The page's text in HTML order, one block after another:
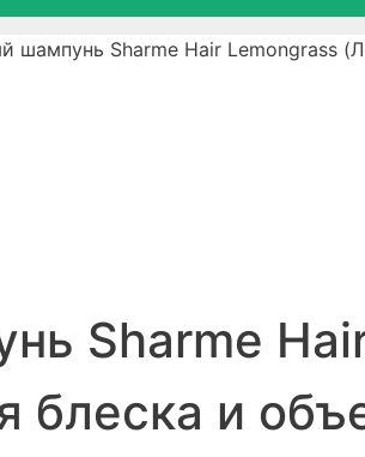
шампунь Sharme Hair Lemongrass
Sharme
блеска и